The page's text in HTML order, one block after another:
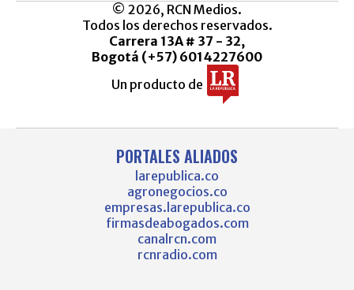
© 2026, RCN Medios.
Todos los derechos reservados.
Carrera 13A # 37 - 32,
Bogotá (+57) 6014227600
Un producto de
PORTALES ALIADOS
larepublica.co
agronegocios.co
empresas.larepublica.co
firmasdeabogados.com
canalrcn.com
rcnradio.com